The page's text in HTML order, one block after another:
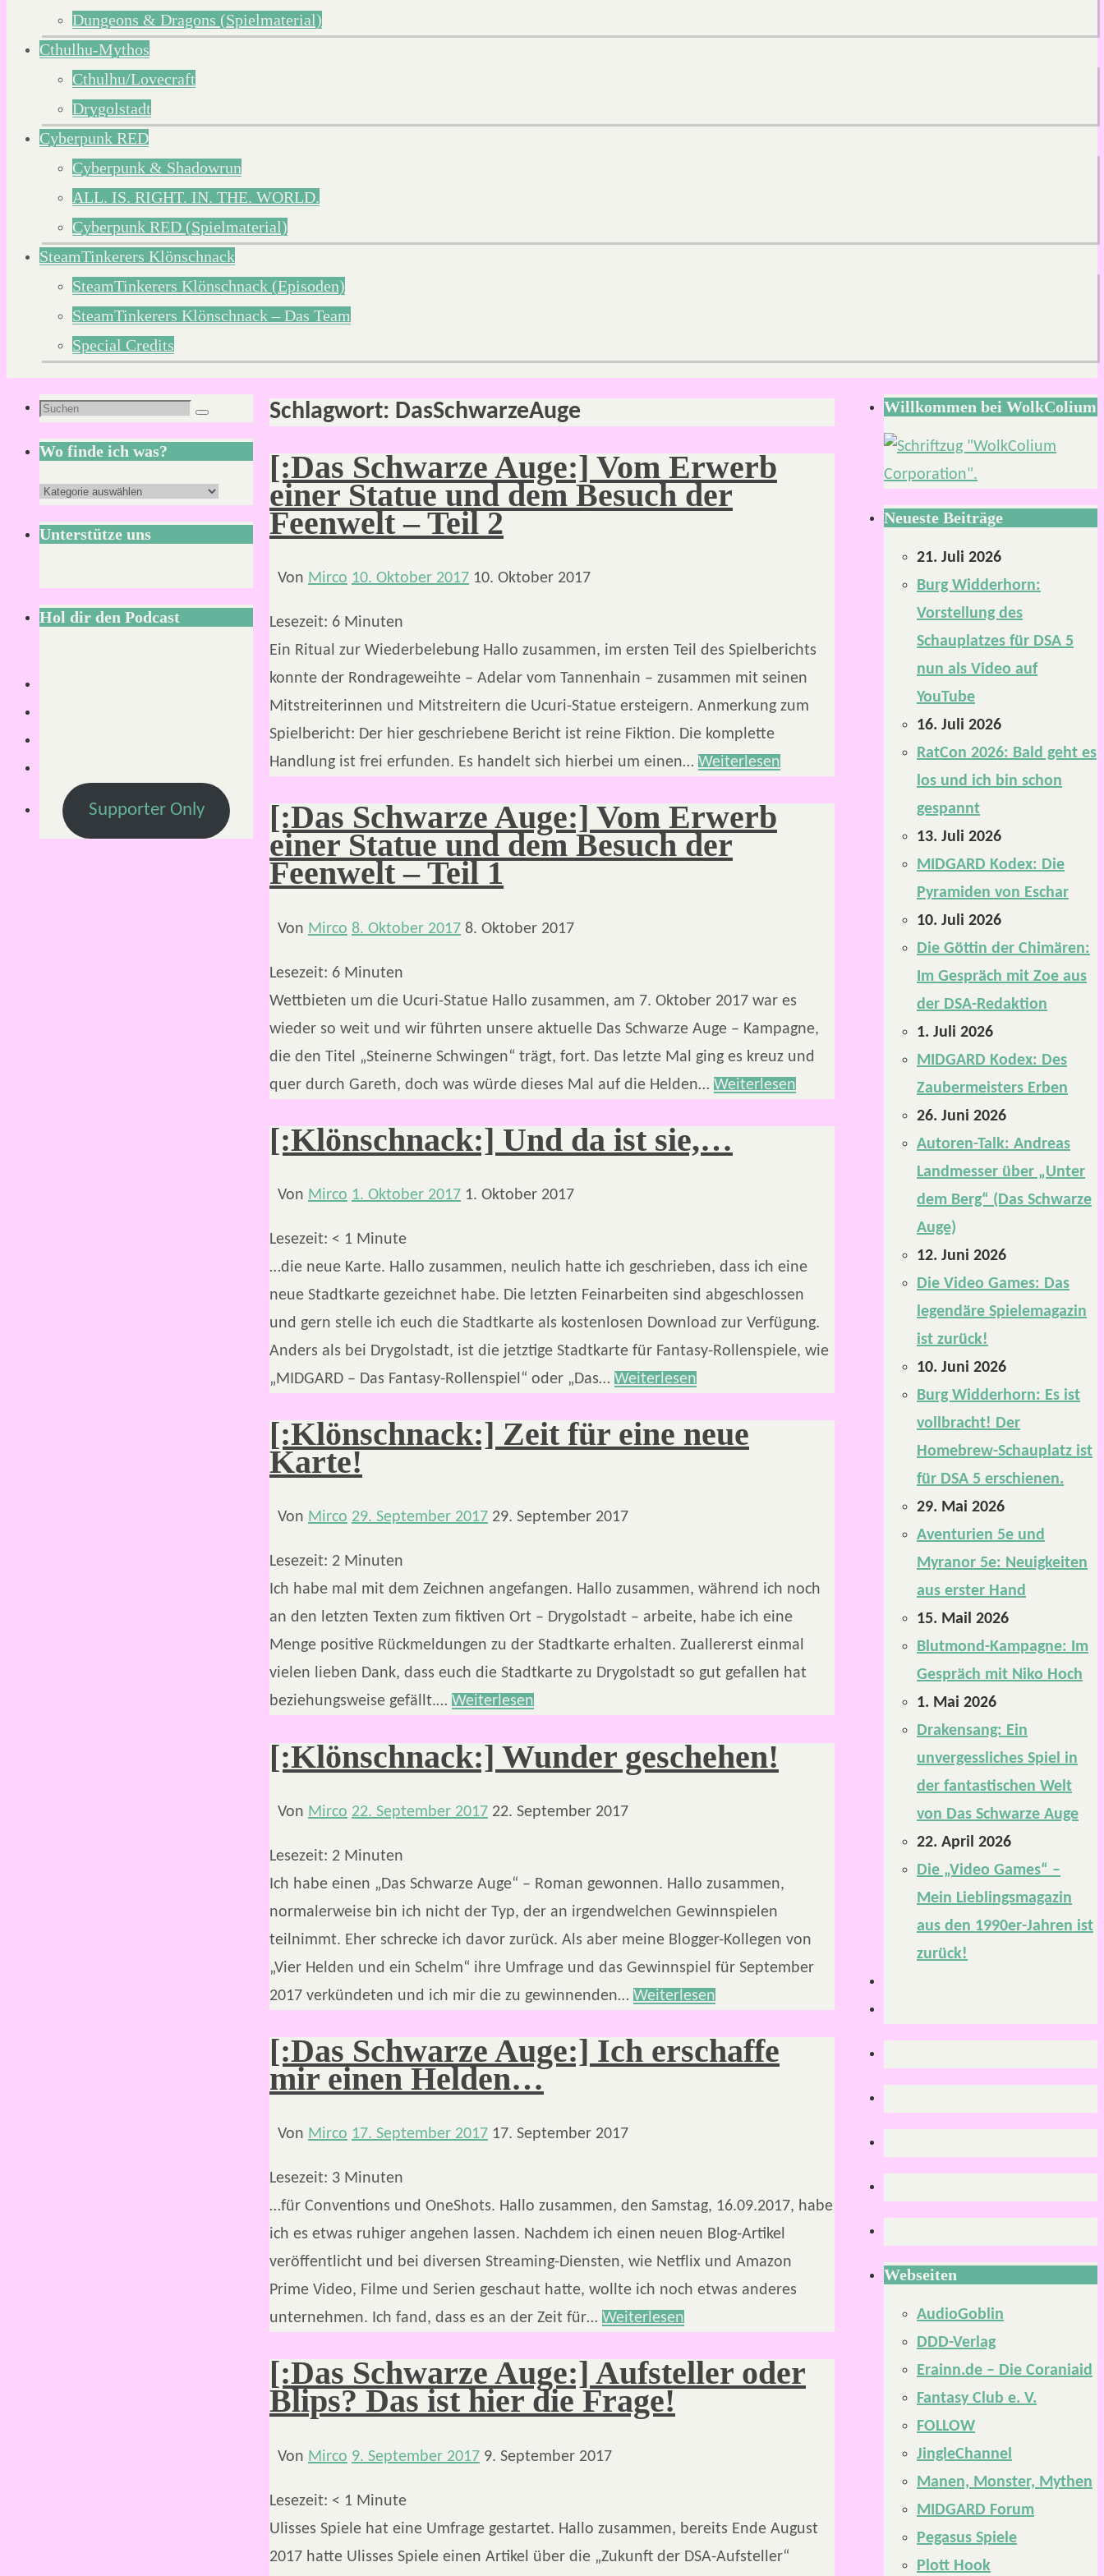
Dungeons & Dragons (Spielmaterial)
Cthulhu-Mythos
Cthulhu/Lovecraft
Drygolstadt
Cyberpunk RED
Cyberpunk & Shadowrun
ALL. IS. RIGHT. IN. THE. WORLD.
Cyberpunk RED (Spielmaterial)
SteamTinkerers Klönschnack
SteamTinkerers Klönschnack (Episoden)
SteamTinkerers Klönschnack – Das Team
Special Credits
Schlagwort: DasSchwarzeAuge
[:Das Schwarze Auge:] Vom Erwerb
einer Statue und dem Besuch der
Feenwelt – Teil 2
Von Mirco 10. Oktober 2017 10. Oktober 2017
Lesezeit: 6 Minuten
Ein Ritual zur Wiederbelebung Hallo zusammen, im ersten Teil des Spielberichts
konnte der Rondrageweihte – Adelar vom Tannenhain – zusammen mit seinen
Mitstreiterinnen und Mitstreitern die Ucuri-Statue ersteigern. Anmerkung zum
Spielbericht: Der hier geschriebene Bericht ist reine Fiktion. Die komplette
Handlung ist frei erfunden. Es handelt sich hierbei um einen… Weiterlesen
[:Das Schwarze Auge:] Vom Erwerb
einer Statue und dem Besuch der
Feenwelt – Teil 1
Von Mirco 8. Oktober 2017 8. Oktober 2017
Lesezeit: 6 Minuten
Wettbieten um die Ucuri-Statue Hallo zusammen, am 7. Oktober 2017 war es
wieder so weit und wir führten unsere aktuelle Das Schwarze Auge – Kampagne,
die den Titel „Steinerne Schwingen“ trägt, fort. Das letzte Mal ging es kreuz und
quer durch Gareth, doch was würde dieses Mal auf die Helden… Weiterlesen
[:Klönschnack:] Und da ist sie,…
Von Mirco 1. Oktober 2017 1. Oktober 2017
Lesezeit: < 1 Minute
…die neue Karte. Hallo zusammen, neulich hatte ich geschrieben, dass ich eine
neue Stadtkarte gezeichnet habe. Die letzten Feinarbeiten sind abgeschlossen
und gern stelle ich euch die Stadtkarte als kostenlosen Download zur Verfügung.
Anders als bei Drygolstadt, ist die jetztige Stadtkarte für Fantasy-Rollenspiele, wie
„MIDGARD – Das Fantasy-Rollenspiel“ oder „Das… Weiterlesen
[:Klönschnack:] Zeit für eine neue
Karte!
Von Mirco 29. September 2017 29. September 2017
Lesezeit: 2 Minuten
Ich habe mal mit dem Zeichnen angefangen. Hallo zusammen, während ich noch
an den letzten Texten zum fiktiven Ort – Drygolstadt – arbeite, habe ich eine
Menge positive Rückmeldungen zu der Stadtkarte erhalten. Zuallererst einmal
vielen lieben Dank, dass euch die Stadtkarte zu Drygolstadt so gut gefallen hat
beziehungsweise gefällt.… Weiterlesen
[:Klönschnack:] Wunder geschehen!
Von Mirco 22. September 2017 22. September 2017
Lesezeit: 2 Minuten
Ich habe einen „Das Schwarze Auge“ – Roman gewonnen. Hallo zusammen,
normalerweise bin ich nicht der Typ, der an irgendwelchen Gewinnspielen
teilnimmt. Eher schrecke ich davor zurück. Als aber meine Blogger-Kollegen von
„Vier Helden und ein Schelm“ ihre Umfrage und das Gewinnspiel für September
2017 verkündeten und ich mir die zu gewinnenden… Weiterlesen
[:Das Schwarze Auge:] Ich erschaffe
mir einen Helden…
Von Mirco 17. September 2017 17. September 2017
Lesezeit: 3 Minuten
…für Conventions und OneShots. Hallo zusammen, den Samstag, 16.09.2017, habe
ich es etwas ruhiger angehen lassen. Nachdem ich einen neuen Blog-Artikel
veröffentlicht und bei diversen Streaming-Diensten, wie Netflix und Amazon
Prime Video, Filme und Serien geschaut hatte, wollte ich noch etwas anderes
unternehmen. Ich fand, dass es an der Zeit für… Weiterlesen
[:Das Schwarze Auge:] Aufsteller oder
Blips? Das ist hier die Frage!
Von Mirco 9. September 2017 9. September 2017
Lesezeit: < 1 Minute
Ulisses Spiele hat eine Umfrage gestartet. Hallo zusammen, bereits Ende August
2017 hatte Ulisses Spiele einen Artikel über die „Zukunft der DSA-Aufsteller“
Suchen
nach:
Suchen
Wo finde ich was?
Wo
finde
ich
Unterstütze uns
Hol dir den Podcast
Supporter Only
Willkommen bei WolkColium
Neueste Beiträge
21. Juli 2026
Burg Widderhorn:
Vorstellung des
Schauplatzes für DSA 5
nun als Video auf
YouTube
16. Juli 2026
RatCon 2026: Bald geht es
los und ich bin schon
gespannt
13. Juli 2026
MIDGARD Kodex: Die
Pyramiden von Eschar
10. Juli 2026
Die Göttin der Chimären:
Im Gespräch mit Zoe aus
der DSA-Redaktion
1. Juli 2026
MIDGARD Kodex: Des
Zaubermeisters Erben
26. Juni 2026
Autoren-Talk: Andreas
Landmesser über „Unter
dem Berg“ (Das Schwarze
Auge)
12. Juni 2026
Die Video Games: Das
legendäre Spielemagazin
ist zurück!
10. Juni 2026
Burg Widderhorn: Es ist
vollbracht! Der
Homebrew-Schauplatz ist
für DSA 5 erschienen.
29. Mai 2026
Aventurien 5e und
Myranor 5e: Neuigkeiten
aus erster Hand
15. Mail 2026
Blutmond-Kampagne: Im
Gespräch mit Niko Hoch
1. Mai 2026
Drakensang: Ein
unvergessliches Spiel in
der fantastischen Welt
von Das Schwarze Auge
22. April 2026
Die „Video Games“ –
Mein Lieblingsmagazin
aus den 1990er-Jahren ist
zurück!
Webseiten
AudioGoblin
DDD-Verlag
Erainn.de – Die Coraniaid
Fantasy Club e. V.
FOLLOW
JingleChannel
Manen, Monster, Mythen
MIDGARD Forum
Pegasus Spiele
Plott Hook